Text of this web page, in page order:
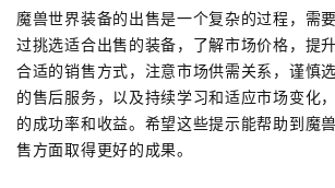
魔兽世界装备的出售是一个复杂的过程，需
过挑选适合出售的装备，了解市场价格，提
合适的销售方式，注意市场供需关系，谨慎
的售后服务，以及持续学习和适应市场变化
的成功率和收益。希望这些提示能帮助到魔
售方面取得更好的成果。